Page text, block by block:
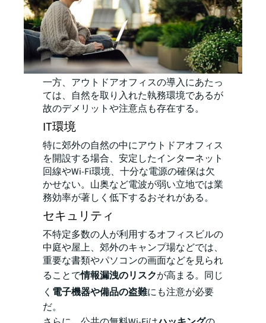
一方、アウトドアオフィスの導入にあたっ
ては、自然を取り入れた執務環境であるが
故のデメリットや注意点も存在する。
IT環境
特に郊外の自然の中にアウトドアオフィス
を開設する場合、安定したインターネット
回線やWi-Fi環境、十分な電源の確保は欠
かせない。山奥など電波が弱い立地では業
務効率が著しく低下するおそれがある。
セキュリティ
不特定多数の人が利用するオフィスビルの
中庭や屋上、郊外のキャンプ場などでは、
重要な書類やパソコンの画面などを見られ
ることで情報漏洩のリスクが高まる。同じ
く 電子機器や備品の盗難にも注意が必要
だ。